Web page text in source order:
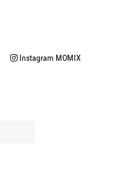
Instagram MOMIX